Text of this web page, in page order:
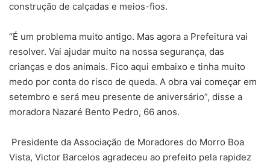
construção de calçadas e meios-fios.
“É um problema muito antigo. Mas agora a Prefeitura vai
resolver. Vai ajudar muito na nossa segurança, das
crianças e dos animais. Fico aqui embaixo e tinha muito
medo por conta do risco de queda. A obra vai começar em
setembro e será meu presente de aniversário”, disse a
moradora Nazaré Bento Pedro, 66 anos.
Presidente da Associação de Moradores do Morro Boa
Vista, Victor Barcelos agradeceu ao prefeito pela rapidez